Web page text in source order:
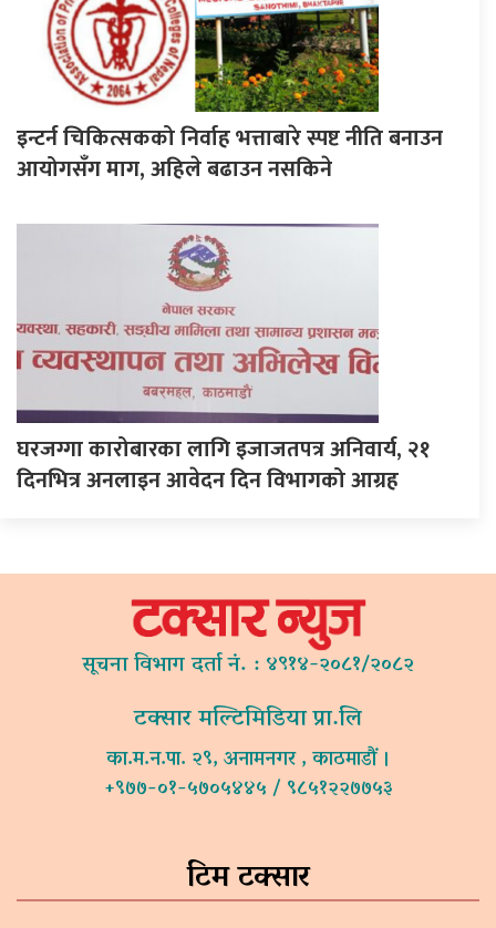
इन्टर्न चिकित्सकको निर्वाह भत्ताबारे स्पष्ट नीति बनाउन
आयोगसँग माग, अहिले बढाउन नसकिने
घरजग्गा कारोबारका लागि इजाजतपत्र अनिवार्य, २१
दिनभित्र अनलाइन आवेदन दिन विभागको आग्रह
सूचना विभाग दर्ता नं. : ४९१४-२०८१/२०८२
टक्सार मल्टिमिडिया प्रा.लि
का.म.न.पा. २९, अनामनगर , काठमाडौं ।
+९७७-०१-५७०५४४५ / ९८५१२२७७५३
टिम टक्सार